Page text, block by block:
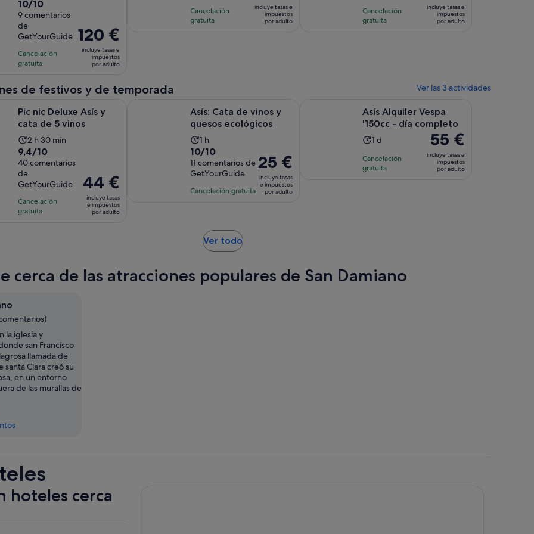
duración
de
la
actividad
es
de
y
10.0
sobre
10
con
9
comentarios
10/10
9 comentarios
de
GetYourGuide
Cancelación
gratuita
El
precio
es
por
adulto
120 €
incluye tasas e
impuestos
por adulto
de
Cancelación
gratuita
es
incluye tasas e
impuestos
por adulto
Cancelación
gratuita
esincluye tasas e
impuestos
por adulto
de festivos y de temporada Ver las 3 actividades
Pic nic Deluxe Asís y
cata de 5 vinos
La
duración
de
la
actividad
es
de
2 h 30 min
9.4
sobre
10
con
40
comentarios
9,4/10
40 comentarios
de
GetYourGuide
Cancelación
gratuita
El
precio
es
de
44 €
incluye tasas
e impuestos
por adulto
Asís: Cata de vinos y
quesos ecológicos
La
duración
de
la
actividad
1 hora
1 h
10.0
sobre
10
con
10/10
11 comentarios de
GetYourGuide
Cancelación gratuita
El
precio
es
de
25 €
incluye tasas
e impuestos
por adulto
Asís Alquiler Vespa
'150cc - día completo
La
de
1 d
Cancelación
gratuita
El
precio
es
de
55 €
incluye tasas e
impuestos
por adulto
Ver todoSe
una
cerca de las atracciones populares de San Damiano
la iglesia y
san Francisco
llamada de
santa Clara creó su
en un entorno
de las murallas de
hoteles cerca